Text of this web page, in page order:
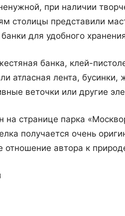
при наличии
столицы представили
для удобного
банка, клей-
атласная лента,
веточки или другие
на странице парка
получается очень
отношение автора к